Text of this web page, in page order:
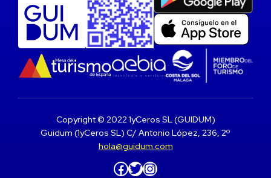
Copyright © 2022 1yCeros SL (GUIDUM)
Guidum (1yCeros SL) C/ Antonio López, 236, 2º
hola@guidum.com
Facebook Twitter Instagram